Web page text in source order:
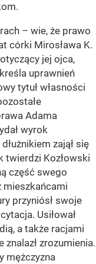
– wie, że prawo
córki Mirosława K.
jej ojca,
uprawnień
tytuł własności
Adama
wyrok
zajął się
twierdzi Kozłowski
część swego
mieszkańcami
przyniósł swoje
Usiłował
a także racjami
znalazł zrozumienia.
mężczyzna